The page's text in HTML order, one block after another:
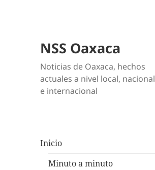
NSS Oaxaca
Noticias de Oaxaca, hechos
actuales a nivel local, nacional
e internacional
Inicio
Minuto a minuto